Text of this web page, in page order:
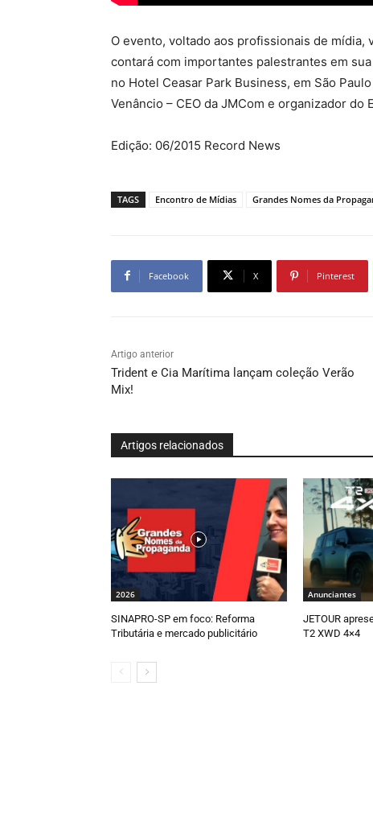
O evento, voltado aos profissionais de
contará com importantes palestrantes em
no Hotel Ceasar Park Business, em São
Venâncio – CEO da JMCom e organizador do
Edição: 06/2015 Record News
TAGS Encontro de Mídias Grandes Nomes da
Facebook X Pinterest
Artigo anterior
Trident e Cia Marítima lançam coleção Verão
Mix!
Artigos relacionados
2026
SINAPRO-SP em foco: Reforma
Tributária e mercado publicitário
Anunciantes
JETOUR
T2 XWD 4×4